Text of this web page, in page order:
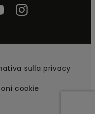
sulla privacy
cookie